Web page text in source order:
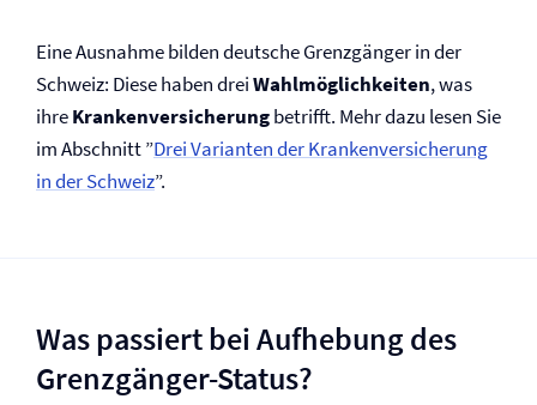
Eine Ausnahme bilden deutsche Grenzgänger in der
Schweiz: Diese haben dreiWahlmöglichkeiten, was
ihreKranken­versicherungbetrifft. Mehr dazu lesen Sie
im Abschnitt ”Drei Varianten der Kranken­versicherung
in der Schweiz”.
Was passiert bei Aufhebung des
Grenzgänger-Status?